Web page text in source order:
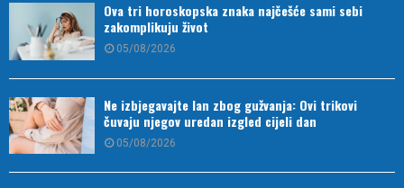
Ova tri horoskopska znaka najčešće sami sebi
zakomplikuju život
05/08/2026
Ne izbjegavajte lan zbog gužvanja: Ovi trikovi
čuvaju njegov uredan izgled cijeli dan
05/08/2026